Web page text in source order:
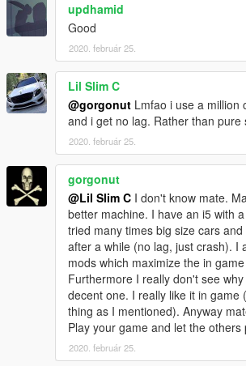
updhamid
Good
2020. február 25.
Lil Slim C
@gorgonut Lmfao i use a million
and i get no lag. Rather than pure
2020. február 25.
gorgonut
@Lil Slim C I don't know mate.
better machine. I have an i5 with
tried many times big size cars
after a while (no lag, just crash). I
mods which maximize the in
Furthermore I really don't see
decent one. I really like it in game
thing as I mentioned). Anyway
Play your game and let the others
2020. február 25.